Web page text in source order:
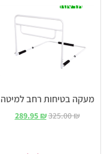
מבצע!
מעקה בטיחות רחב למיטה
325.00₪
289.95₪